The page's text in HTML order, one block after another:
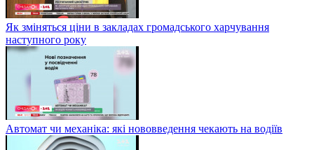
Як зміняться ціни в закладах громадського харчування
наступного року
Автомат чи механіка: які нововведення чекають на водіїв